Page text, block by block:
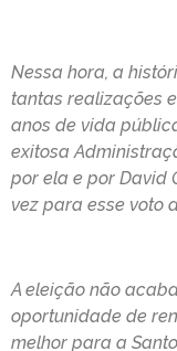
Nessa hora, a
tantas realizações
anos de vida
exitosa
por ela e por David
vez para esse voto
A eleição não
oportunidade de
melhor para a